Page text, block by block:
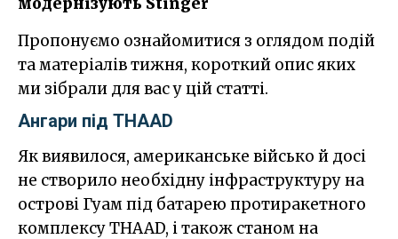
Пропонуємо ознайомитися з оглядом подій
та матеріалів тижня, короткий опис яких
ми зібрали для вас у цій статті.
Ангари під THAAD
Як виявилося, американське військо й досі
не створило необхідну інфраструктуру на
острові Гуам під батарею протиракетного
комплексу THAAD, і також станом на